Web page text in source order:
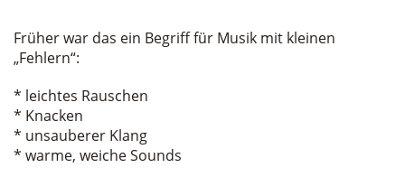
Früher war das ein Begriff für Musik mit kleinen
„Fehlern“:
* leichtes Rauschen
* Knacken
* unsauberer Klang
* warme, weiche Sounds